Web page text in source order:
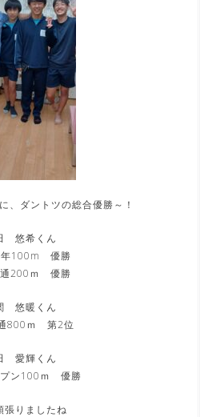
ダントツの総合優勝～！
悠希くん
年100m 優勝
通200ｍ 優勝
悠暖くん
800ｍ 第2位
愛輝くん
プン100ｍ 優勝
張りましたね